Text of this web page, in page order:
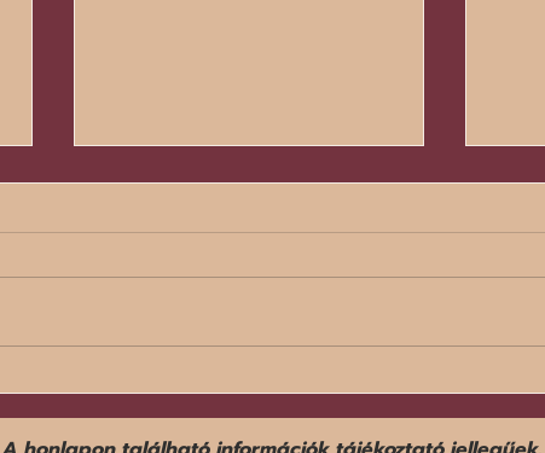
kézilabda-válogatott a dán-